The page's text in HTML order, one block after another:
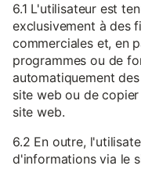
6.1 L'utilisateur est
exclusivement à des
commerciales et, en
programmes ou de
automatiquement
site web ou de
site web.
6.2 En outre,
d'informations via le